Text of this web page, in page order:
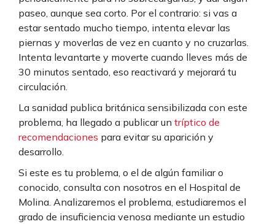
paseo, aunque sea corto. Por el contrario: si vas a
estar sentado mucho tiempo, intenta elevar las
piernas y moverlas de vez en cuanto y no cruzarlas.
Intenta levantarte y moverte cuando lleves más de
30 minutos sentado, eso reactivará y mejorará tu
circulación.
La sanidad publica británica sensibilizada con este
problema, ha llegado a publicar un tríptico de
recomendaciones para evitar su aparición y
desarrollo.
Si este es tu problema, o el de algún familiar o
conocido, consulta con nosotros en el Hospital de
Molina. Analizaremos el problema, estudiaremos el
grado de insuficiencia venosa mediante un estudio